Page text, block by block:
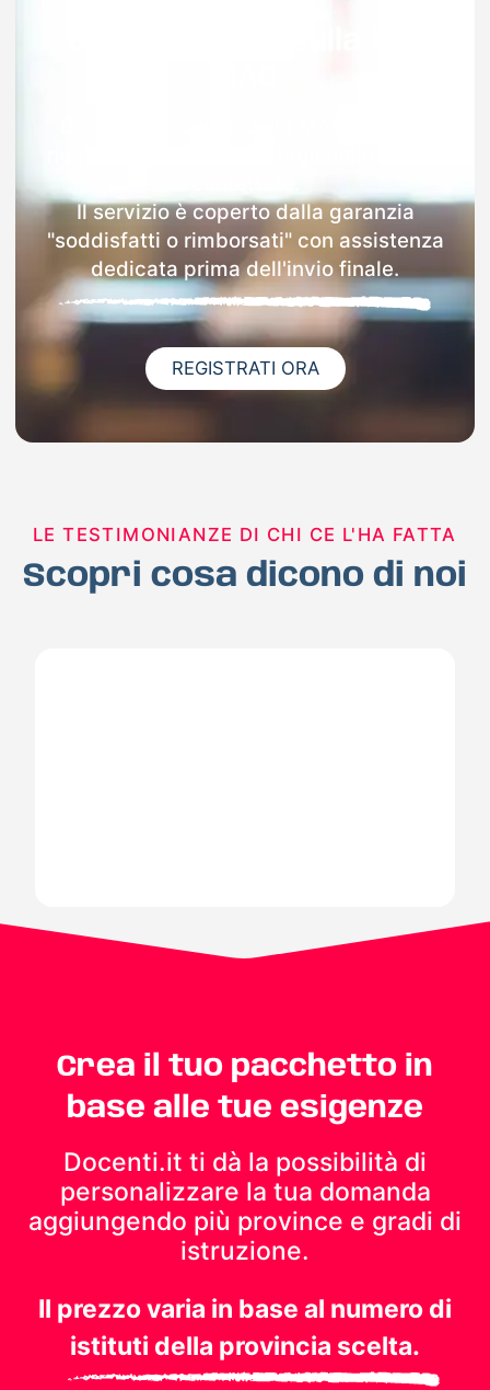
Il servizio è coperto dalla garanzia
"soddisfatti o rimborsati" con assistenza
dedicata prima dell'invio finale.
REGISTRATI ORA
LE TESTIMONIANZE DI CHI CE L'HA FATTA
Scopri cosa dicono di noi
Crea il tuo pacchetto in
base alle tue esigenze
Docenti.it ti dà la possibilità di
personalizzare la tua domanda
aggiungendo più province e gradi di
istruzione.
Il prezzo varia in base al numero di
istituti della provincia scelta.